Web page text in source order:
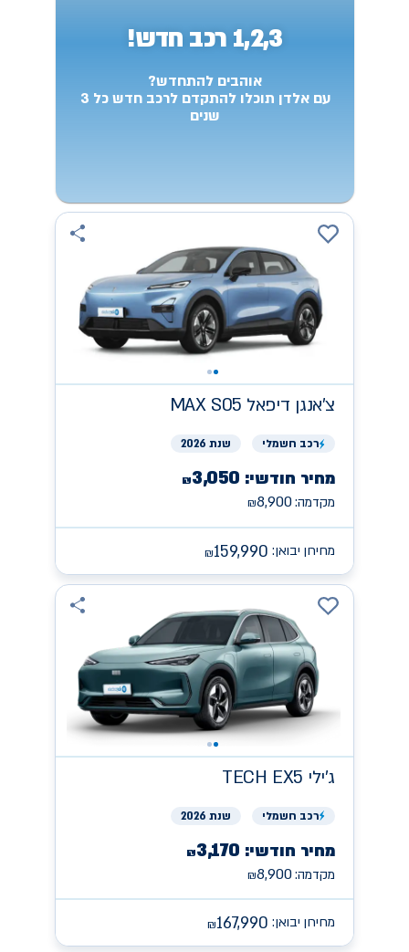
1,2,3 רכב חדש!
אוהבים להתחדש?
עם אלדן תוכלו להתקדם לרכב חדש כל 3
שנים
צ'אנגן MAX S05 דיפאל
רכב חשמלי שנת 2026
מחיר חודשי: ₪3,050
מקדמה: ₪8,900
מחירון יבואן: ₪159,990
ג'ילי TECH EX5
רכב חשמלי שנת 2026
מחיר חודשי: ₪3,170
מקדמה: ₪8,900
מחירון יבואן: ₪167,990